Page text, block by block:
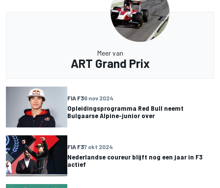
Meer van
ART Grand Prix
FIA F36 nov 2024
Opleidingsprogramma Red Bull neemt
Bulgaarse Alpine-junior over
FIA F37 okt 2024
Nederlandse coureur blijft nog een jaar in F3
actief